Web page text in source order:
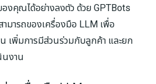
งคุณได้อย่างลงตัว ด้วย GPTBots
มารถของเครื่องมือ LLM เพื่อ
เพิ่มการมีส่วนร่วมกับลูกค้า และยก
นงาน